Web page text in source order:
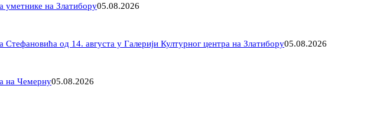
уметнике на Златибору05.08.2026
од 14. августа у Галерији Културног центра на Златибору05.08.2026
на Чемерну05.08.2026